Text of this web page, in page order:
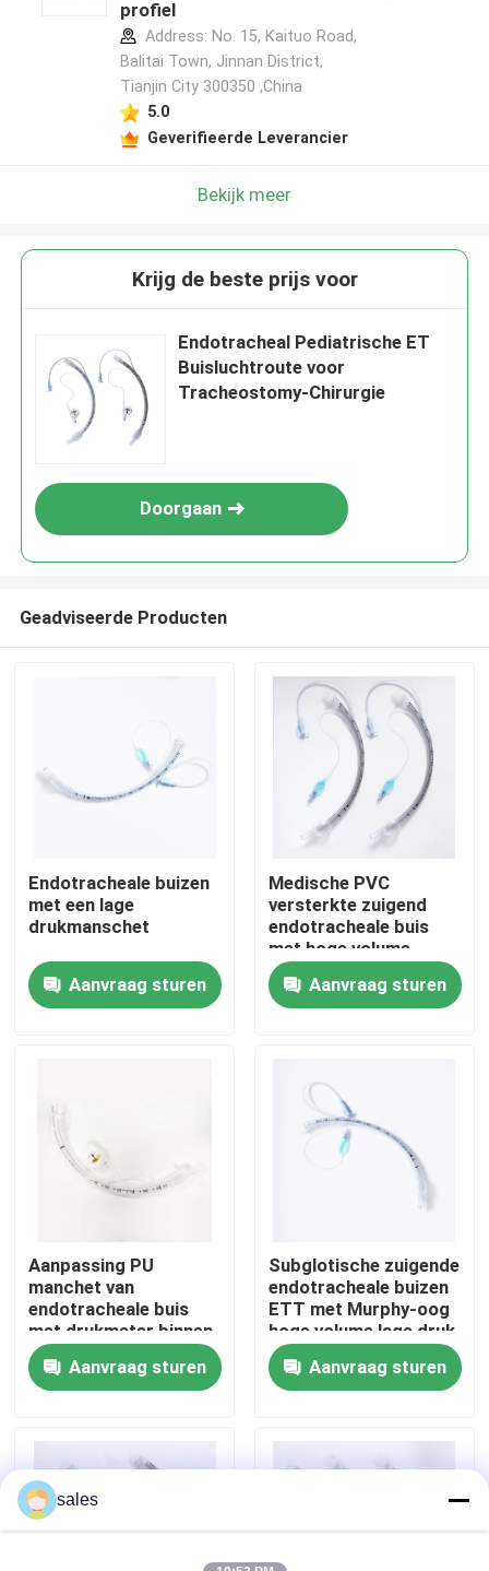
Thuis
Producten
Over ons
Kwaliteitscontrole
Contacteer ons
ET Buisluchtroute
Laryngeal Maskerluchtroute
profiel
Address: No. 15, Kaituo Road,
Balitai Town, Jinnan District,
Tianjin City 300350 ,China
5.0
Geverifieerde Leverancier
Bekijk meer
Krijg de beste prijs voor
Endotracheal Pediatrische ET
Buisluchtroute voor
Tracheostomy-Chirurgie
Doorgaan
Geadviseerde Producten
Endotracheale buizen
met een lage
drukmanschet
Aanvraag sturen
Medische PVC
versterkte zuigend
endotracheale buis
met hoge volume
manchet ETT PU met
drukmeterAanvraag sturen
Aanpassing PU
manchet van
endotracheale buis
met drukmeter binnen
de manchet
Aanvraag sturen
Subglotische zuigende
endotracheale buizen
ETT met Murphy-oog
hoge volume lage druk
manchet
Aanvraag sturen
sales